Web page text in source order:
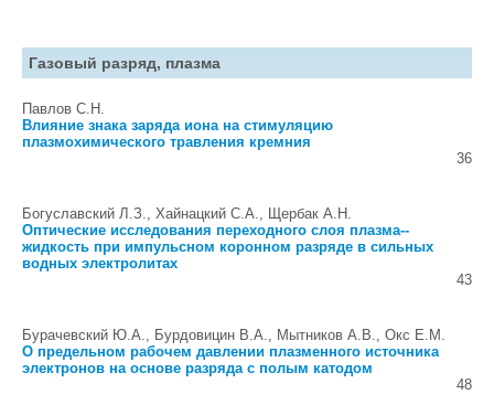
Газовый разряд, плазма
Павлов С.Н.
Влияние знака заряда иона на стимуляцию
плазмохимического травления кремния
36
Богуславский Л.З., Хайнацкий С.А., Щербак А.Н.
Оптические исследования переходного слоя плазма--
жидкость при импульсном коронном разряде в сильных
водных электролитах
43
Бурачевский Ю.А., Бурдовицин В.А., Мытников А.В., Окс Е.М.
О предельном рабочем давлении плазменного источника
электронов на основе разряда с полым катодом
48